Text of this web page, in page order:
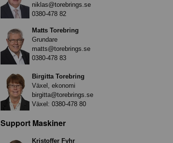
niklas@torebrings.se
0380-478 82
Matts Torebring
Grundare
matts@torebrings.se
0380-478 83
Birgitta Torebring
Växel, ekonomi
birgitta@torebrings.se
Växel: 0380-478 80
Support Maskiner
Kristoffer Fyhr